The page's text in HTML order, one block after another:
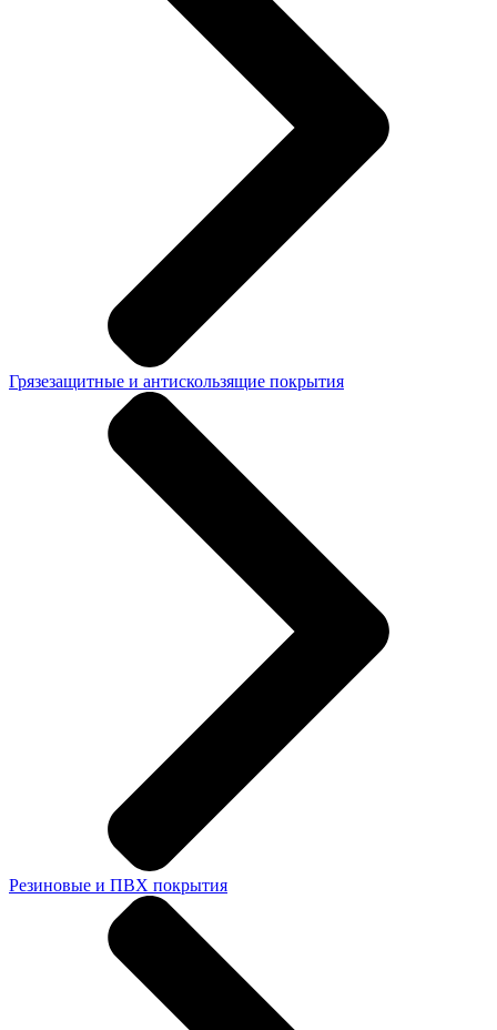
Грязезащитные и антискользящие покрытия
Резиновые и ПВХ покрытия